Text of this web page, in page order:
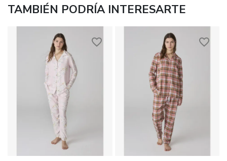
TAMBIÉN PODRÍA INTERESARTE
favorite_border favorite_border